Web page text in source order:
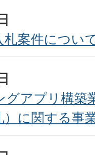
札案件につい
グアプリ構築
）に関する事